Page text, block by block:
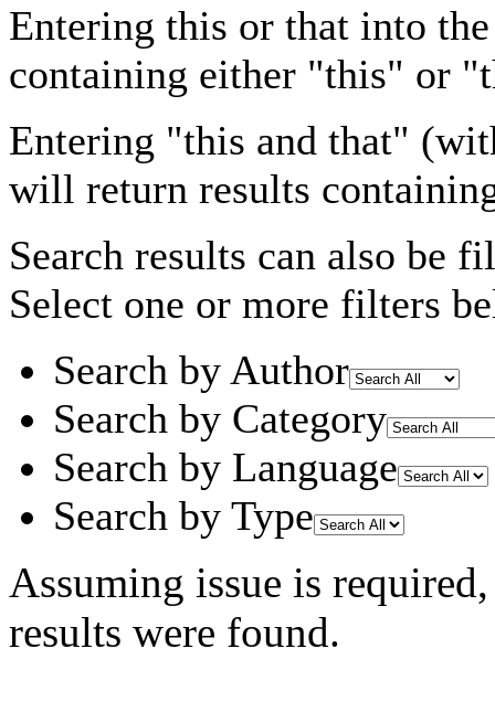
Entering this or that into
containing either "this" or
Entering "this and that"
will return results
Search results can also be
Select one or more filters
Search by Author
Search by Category
Search by Language
Search by Type
Assuming issue is required
results were found.